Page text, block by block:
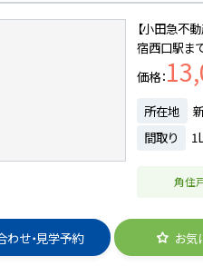
【小田急不
宿西口駅ま
価格
所在地
間取り
角住
わせ・見学予約 お気